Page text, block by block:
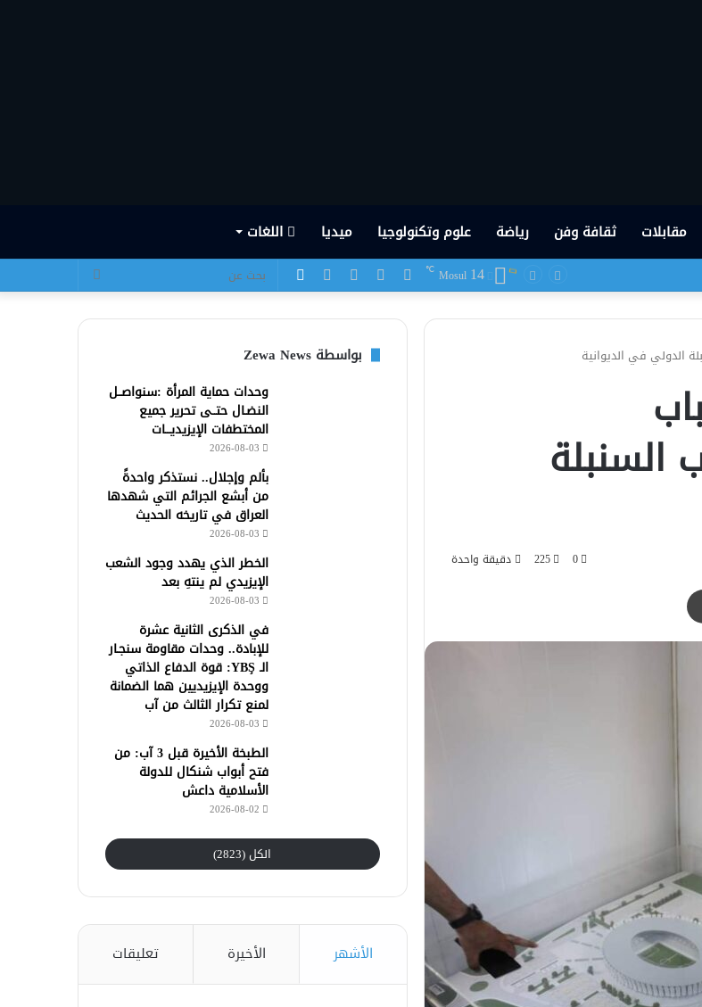
مقابلات ثقافة وفن رياضة علوم وتكنولوجيا ميديا اللغات
الحديث
الوضعانستقرام يوتيوب تويتر
فيسبوك Mosul 14
℃
الدولي في الديوانية
السنبلة
0
225 دقيقة واحدة
بواسطة Zewa News
وحدات حماية المرأة :سنواصــل
النضـال حتــى تحرير جميع
المختطفات الإيزيديـــات
2026-08-03
بألم وإجلال.. نستذكر واحدةً
من أبشع الجرائم التي شهدها
العراق في تاريخه الحديث
2026-08-03
الخطر الذي يهدد وجود الشعب
الإيزيدي لم ينتهِ بعد
2026-08-03
في الذكرى الثانية عشرة
للإبادة.. وحدات مقاومة سنجـار
الـ YBŞ: قوة الدفاع الذاتي
ووحدة الإيزيديين هما الضمانة
لمنع تكرار الثالث من آب
2026-08-03
الطبخة الأخيرة قبل 3 آب: من
فتح أبواب شنكال للدولة
الأسلامية داعش
2026-08-02
الكل (2823)
الأشهر الأخيرة تعليقات